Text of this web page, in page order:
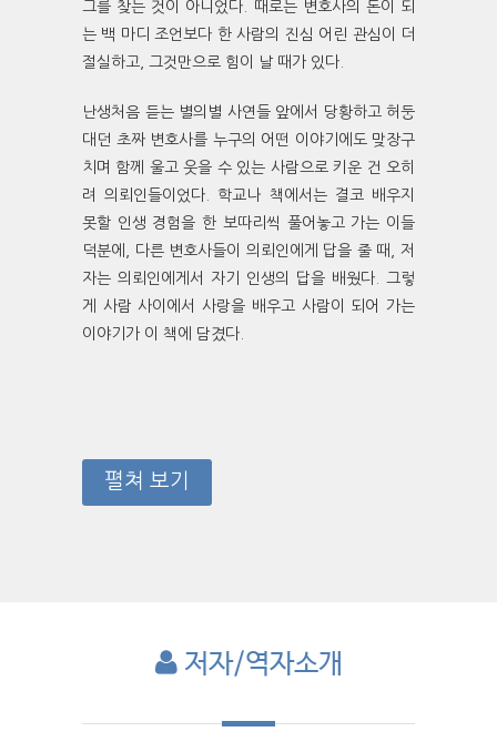
그를 찾는 것이 아니었다. 때로는 변호사의 돈이 되
는 백 마디 조언보다 한 사람의 진심 어린 관심이 더
절실하고, 그것만으로 힘이 날 때가 있다.
난생처음 듣는 별의별 사연들 앞에서 당황하고 허둥
대던 초짜 변호사를 누구의 어떤 이야기에도 맞장구
치며 함께 울고 웃을 수 있는 사람으로 키운 건 오히
려 의뢰인들이었다. 학교나 책에서는 결코 배우지
못할 인생 경험을 한 보따리씩 풀어놓고 가는 이들
덕분에, 다른 변호사들이 의뢰인에게 답을 줄 때, 저
자는 의뢰인에게서 자기 인생의 답을 배웠다. 그렇
게 사람 사이에서 사랑을 배우고 사람이 되어 가는
이야기가 이 책에 담겼다.
펼쳐 보기
저자/역자소개